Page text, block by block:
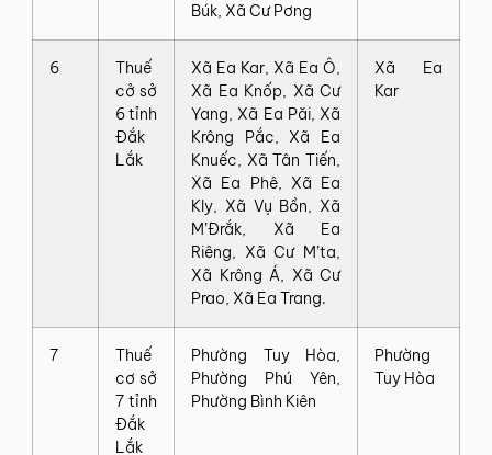
Búk, Xã Cư Pơng
6
Thuế
cở sở
6 tỉnh
Đắk
Lắk
Xã Ea Kar, Xã Ea Ô,
Xã Ea Knốp, Xã Cư
Yang, Xã Ea Păi, Xã
Krông Pắc, Xã Ea
Knuếc, Xã Tân Tiến,
Xã Ea Phê, Xã Ea
Kly, Xã Vụ Bồn, Xã
M’Đrắk, Xã Ea
Riêng, Xã Cư M’ta,
Xã Krông Á, Xã Cư
Prao, Xã Ea Trang.
Xã Ea
Kar
7
Thuế
cơ sở
7 tỉnh
Đắk
Lắk
Phường Tuy Hòa,
Phường Phú Yên,
Phường Bình Kiên
Phường
Tuy Hòa